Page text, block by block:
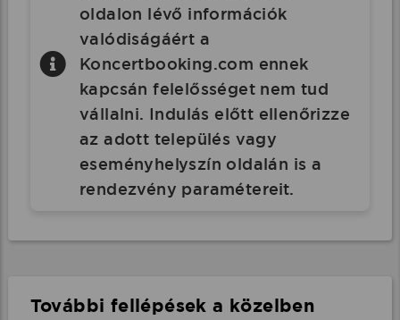
oldalon lévő információk
valódiságáért a
Koncertbooking.com ennek
kapcsán felelősséget nem tud
vállalni. Indulás előtt ellenőrizze
az adott település vagy
eseményhelyszín oldalán is a
rendezvény paramétereit.
További fellépések a közelben